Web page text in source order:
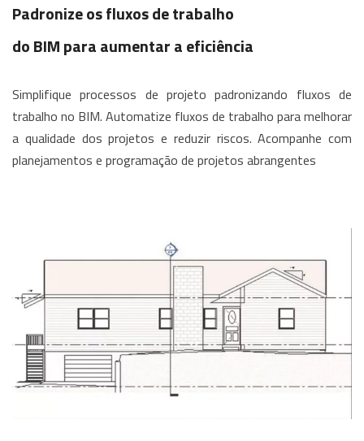
Padronize os fluxos de trabalho
do BIM para aumentar a eficiência
Simplifique processos de projeto padronizando fluxos de
trabalho no BIM. Automatize fluxos de trabalho para melhorar
a qualidade dos projetos e reduzir riscos. Acompanhe com
planejamentos e programação de projetos abrangentes